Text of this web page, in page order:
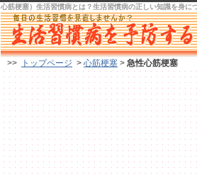
心筋梗塞）生活習慣病とは？生活習慣病の正しい知識を身に
>> トップページ > 心筋梗塞 > 急性心筋梗塞